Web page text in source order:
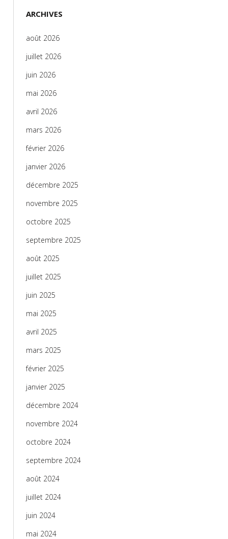
ARCHIVES
août 2026
juillet 2026
juin 2026
mai 2026
avril 2026
mars 2026
février 2026
janvier 2026
décembre 2025
novembre 2025
octobre 2025
septembre 2025
août 2025
juillet 2025
juin 2025
mai 2025
avril 2025
mars 2025
février 2025
janvier 2025
décembre 2024
novembre 2024
octobre 2024
septembre 2024
août 2024
juillet 2024
juin 2024
mai 2024